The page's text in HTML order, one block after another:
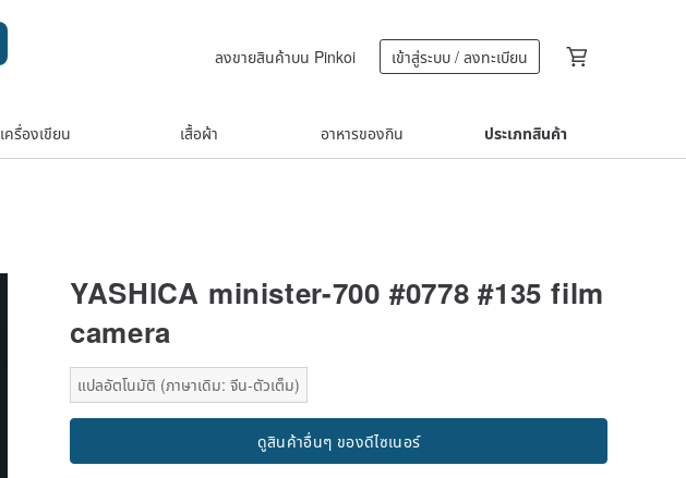
ลงขายสินค้าบน Pinkoi เข้าสู่ระบบ / ลงทะเบียน
เครื่องเขียน เสื้อผ้า อาหารของกิน ประเภทสินค้า
YASHICA minister-700 #0778 #135 film
camera
แปลอัตโนมัติ (ภาษาเดิม: จีน-ตัวเต็ม)
ดูสินค้าอื่นๆ ของดีไซเนอร์